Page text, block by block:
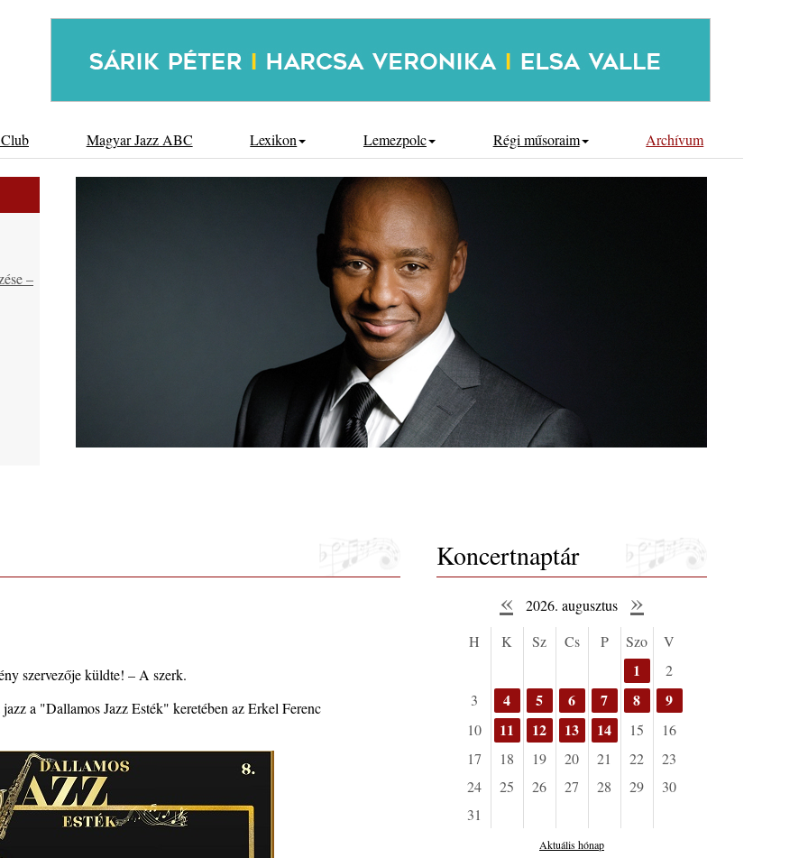
Magyar Jazz ABC Lexikon Lemezpolc Régi műsoraim Archívum
–
40
szervezője küldte! – A szerk.
a "Dallamos Jazz Esték" keretében az Erkel Ferenc
Koncertnaptár
« 2026. augusztus »
H K Sz Cs P Szo V
1
2
3
4 5 6 7 8 9
10 11 12 13 14 15
16
17
18 19 20 21 22
23
24
25 26 27 28 29
30
31
Aktuális hónap